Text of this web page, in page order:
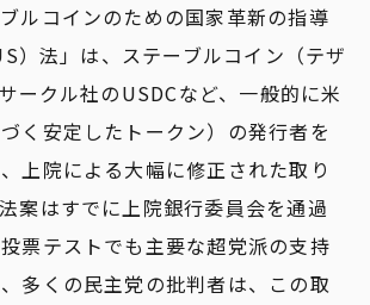
ブルコインのための国家革新の指導
）法」は、ステーブルコイン（テザ
ークル社のUSDCなど、一般的に米
く安定したトークン）の発行者を
上院による大幅に修正された取り
案はすでに上院銀行委員会を通過
票テストでも主要な超党派の支持
多くの民主党の批判者は、この取